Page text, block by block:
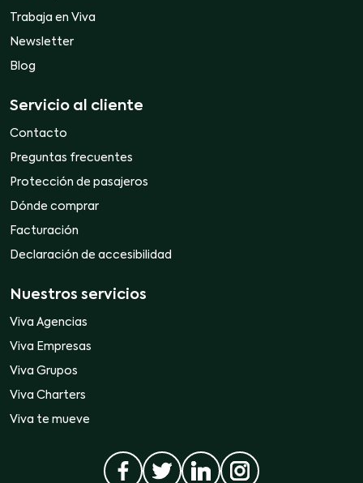
Trabaja en Viva
Newsletter
Blog
Servicio al cliente
Contacto
Preguntas frecuentes
Protección de pasajeros
Dónde comprar
Facturación
Declaración de accesibilidad
Nuestros servicios
Viva Agencias
Viva Empresas
Viva Grupos
Viva Charters
Viva te mueve